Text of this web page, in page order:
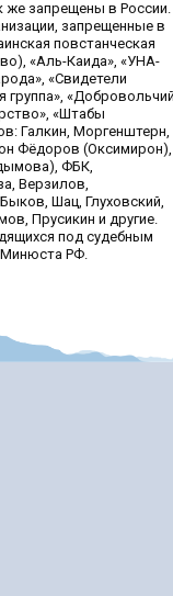
же запрещены в России.
запрещенные в
повстанческая
«Аль-Каида», «УНА-
«Свидетели
группа»,
«Штабы
Галкин, Моргенштерн,
Фёдоров (Оксимирон),
ФБК,
Верзилов,
Шац, Глуховский,
Прусикин и другие.
под судебным
Минюста РФ.